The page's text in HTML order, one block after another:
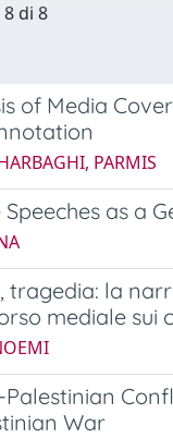
di 8
of Media
PARMIS
as a
tragedia: la
mediale sui
War